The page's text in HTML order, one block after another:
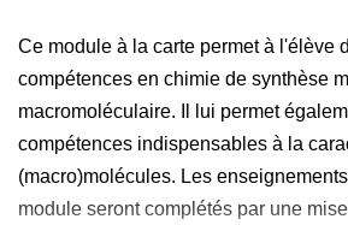
Ce module à la carte permet à l'élève
compétences en chimie de synthèse
macromoléculaire. Il lui permet
compétences indispensables à la
(macro)molécules. Les
module seront complétés par une